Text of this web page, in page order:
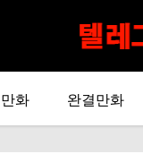
화 완결만화